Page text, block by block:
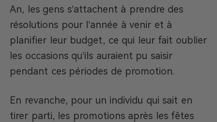
An, les gens s’attachent à prendre des
résolutions pour l’année à venir et à
planifier leur budget, ce qui leur fait oublier
les occasions qu’ils auraient pu saisir
pendant ces périodes de promotion.
En revanche, pour un individu qui sait en
tirer parti, les promotions après les fêtes